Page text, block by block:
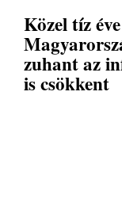
Közel tíz
zuhant az
is csökkent